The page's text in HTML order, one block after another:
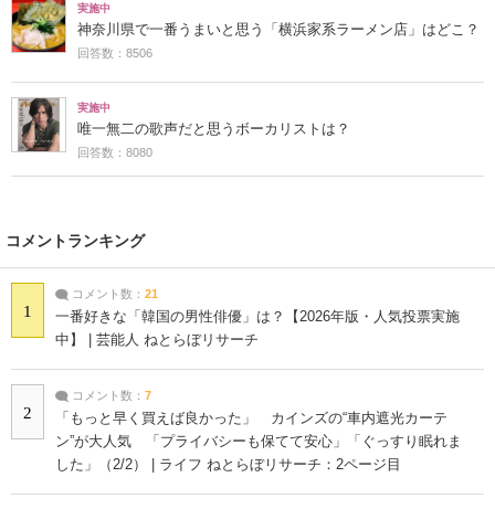
実施中
神奈川県で一番うまいと思う「横浜家系ラーメン店」はどこ？
回答数：8506
実施中
唯一無二の歌声だと思うボーカリストは？
回答数：8080
コメントランキング
1
コメント数： 21
一番好きな「韓国の男性俳優」は？【2026年版・人気投票実施
中】 | 芸能人 ねとらぼリサーチ
2
コメント数： 7
「もっと早く買えば良かった」 カインズの“車内遮光カーテ
ン”が大人気 「プライバシーも保てて安心」「ぐっすり眠れま
した」（2/2） | ライフ ねとらぼリサーチ：2ページ目